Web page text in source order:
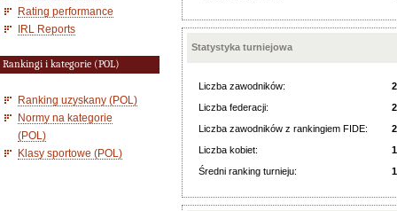
Rating performance
IRL Reports
Rankingi i kategorie (POL)
Ranking uzyskany (POL)
Normy na kategorie
(POL)
Klasy sportowe (POL)
Statystyka turniejowa
Liczba zawodników:
Liczba federacji:
2
Liczba zawodników z rankingiem FIDE:
Liczba kobiet:
1
Średni ranking turnieju: